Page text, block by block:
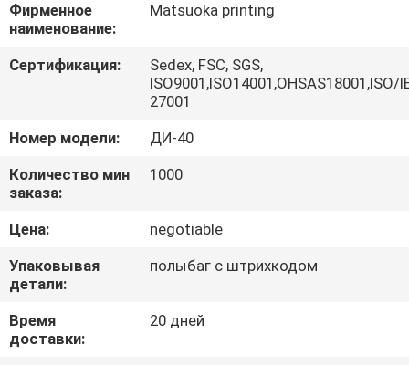
ПРОВЕРКА
КАЧЕСТВА
СВЯЖИТЕСЬ
МЫ
СПРОСИТЕ
КАРТА
САЙТА
Фирменное
наименование:
Matsuoka printing
Сертификация:
Sedex, FSC, SGS,
ISO9001,ISO14001,OHSAS18001,ISO/
27001
Номер модели:
ДИ-40
Количество мин
заказа:
1000
Цена:
negotiable
Упаковывая
детали:
полыбаг с штрихкодом
Время
доставки:
20 дней